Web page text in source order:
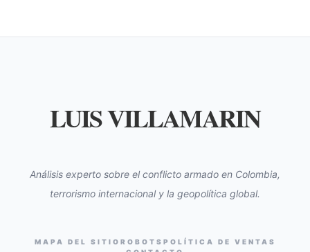
LUIS VILLAMARIN
Análisis experto sobre el conflicto armado en Colombia,
terrorismo internacional y la geopolítica global.
MAPA DEL SITIO ROBOTS POLÍTICA DE VENTAS